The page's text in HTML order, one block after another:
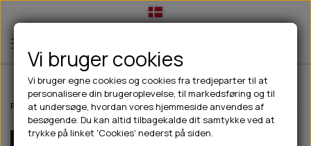
TIL HUND
💧FODER- VANDSKÅLE
TIL HUNDEEJER
Forside Til hunde Halsbånd, liner & seler Seler Dog
Flere Farver
Vi bruger cookies
Vi bruger egne cookies og cookies fra tredjeparter til at
personalisere din brugeroplevelse, til markedsføring og til
at undersøge, hvordan vores hjemmeside anvendes af
besøgende. Du kan altid tilbagekalde dit samtykke ved at
trykke på linket 'Cookies' nederst på siden.